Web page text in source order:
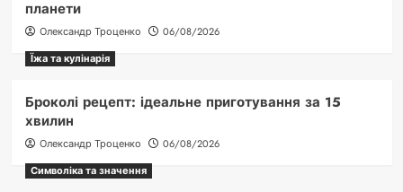
планети
Олександр Троценко
06/08/2026
Їжа та кулінарія
Броколі рецепт: ідеальне приготування за 15
хвилин
Олександр Троценко
06/08/2026
Символіка та значення